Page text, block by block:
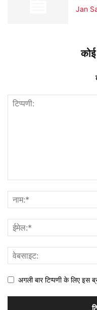
Jan
कोई
अगली बार टिप्पणी के लिए इस